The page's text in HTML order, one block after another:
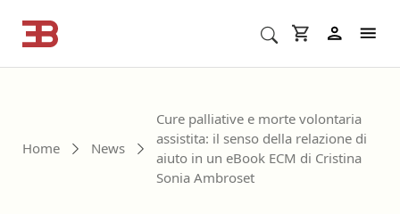
Home News
Cure palliative e morte volontaria
assistita: il senso della relazione di
aiuto in un eBook ECM di Cristina
Sonia Ambroset